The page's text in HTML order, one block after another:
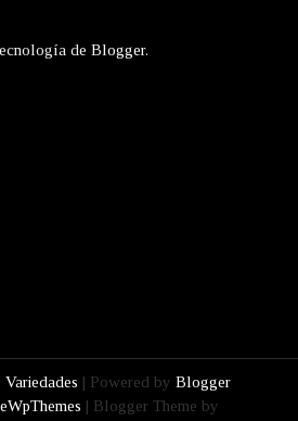
de Blogger.
Variedades | Powered by Blogger
| Blogger Theme by